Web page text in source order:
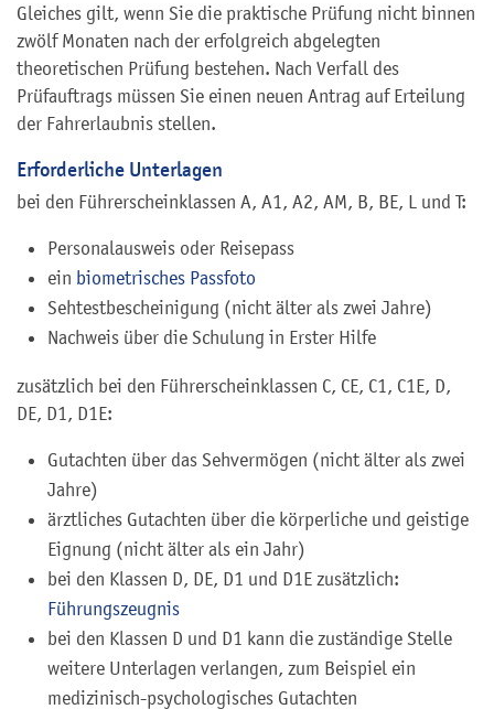
Gleiches gilt, wenn Sie die praktische Prüfung nicht binnen
zwölf Monaten nach der erfolgreich abgelegten
theoretischen Prüfung bestehen. Nach Verfall des
Prüfauftrags müssen Sie einen neuen Antrag auf Erteilung
der Fahrerlaubnis stellen.
Erforderliche Unterlagen
bei den Führerscheinklassen A, A1, A2, AM, B, BE, L und T:
Personalausweis oder Reisepass
ein biometrisches Passfoto
Sehtestbescheinigung (nicht älter als zwei Jahre)
Nachweis über die Schulung in Erster Hilfe
zusätzlich bei den Führerscheinklassen C, CE, C1, C1E, D,
DE, D1, D1E:
Gutachten über das Sehvermögen (nicht älter als zwei
Jahre)
ärztliches Gutachten über die körperliche und geistige
Eignung (nicht älter als ein Jahr)
bei den Klassen D, DE, D1 und D1E zusätzlich:
Führungszeugnis
bei den Klassen D und D1 kann die zuständige Stelle
weitere Unterlagen verlangen, zum Beispiel ein
medizinisch-psychologisches Gutachten